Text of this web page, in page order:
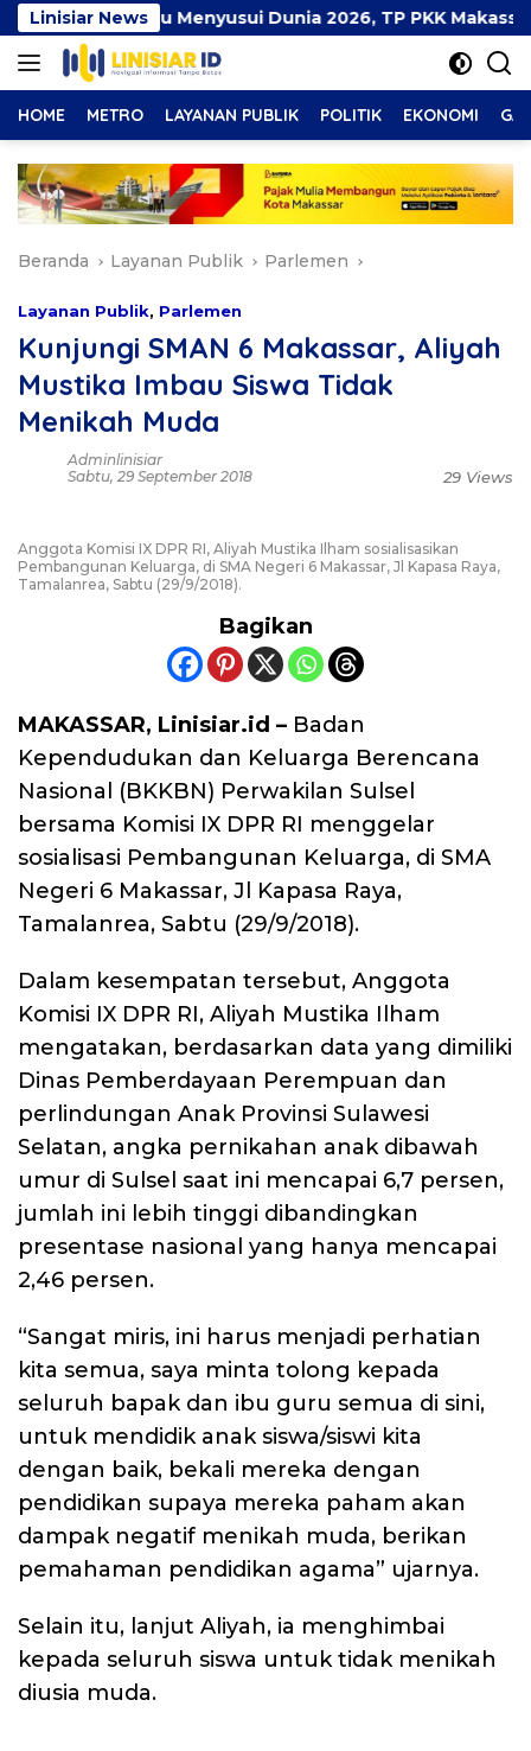
Langsung
ke
konten
Linisiar News
Ibu Menyusui Dunia 2026, TP PKK Makassar
HOME METRO LAYANAN PUBLIK POLITIK EKONOMI
Beranda Layanan Publik Parlemen
Layanan Publik, Parlemen
Kunjungi SMAN 6 Makassar, Aliyah
Mustika Imbau Siswa Tidak
Menikah Muda
Adminlinisiar
Sabtu, 29 September 2018
29 Views
Anggota Komisi IX DPR RI, Aliyah Mustika Ilham sosialisasikan
Pembangunan Keluarga, di SMA Negeri 6 Makassar, Jl Kapasa Raya,
Tamalanrea, Sabtu (29/9/2018).
Bagikan
MAKASSAR, Linisiar.id – Badan
Kependudukan dan Keluarga Berencana
Nasional (BKKBN) Perwakilan Sulsel
bersama Komisi IX DPR RI menggelar
sosialisasi Pembangunan Keluarga, di SMA
Negeri 6 Makassar, Jl Kapasa Raya,
Tamalanrea, Sabtu (29/9/2018).
Dalam kesempatan tersebut, Anggota
Komisi IX DPR RI, Aliyah Mustika Ilham
mengatakan, berdasarkan data yang dimiliki
Dinas Pemberdayaan Perempuan dan
perlindungan Anak Provinsi Sulawesi
Selatan, angka pernikahan anak dibawah
umur di Sulsel saat ini mencapai 6,7 persen,
jumlah ini lebih tinggi dibandingkan
presentase nasional yang hanya mencapai
2,46 persen.
“Sangat miris, ini harus menjadi perhatian
kita semua, saya minta tolong kepada
seluruh bapak dan ibu guru semua di sini,
untuk mendidik anak siswa/siswi kita
dengan baik, bekali mereka dengan
pendidikan supaya mereka paham akan
dampak negatif menikah muda, berikan
pemahaman pendidikan agama” ujarnya.
Selain itu, lanjut Aliyah, ia menghimbai
kepada seluruh siswa untuk tidak menikah
diusia muda.